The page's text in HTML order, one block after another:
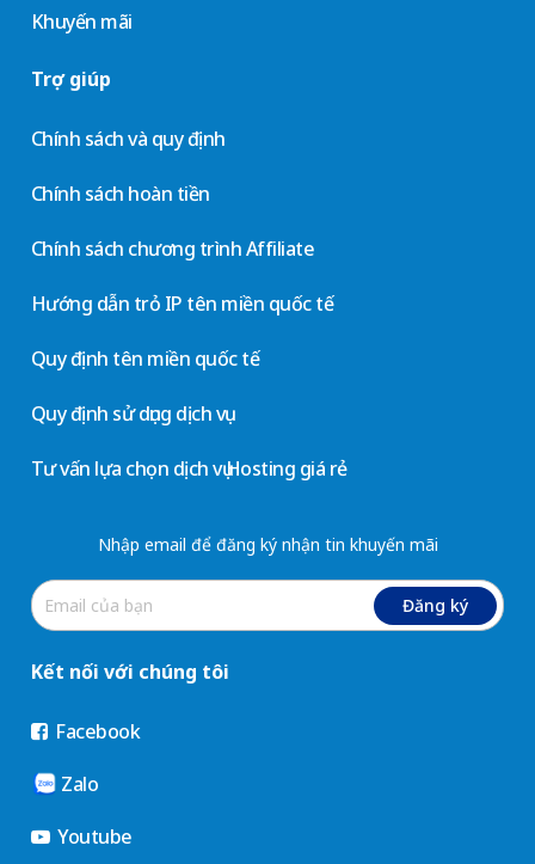
Khuyến mãi
Trợ giúp
Chính sách và quy định
Chính sách hoàn tiền
Chính sách chương trình Affiliate
Hướng dẫn trỏ IP tên miền quốc tế
Quy định tên miền quốc tế
Quy định sử dụng dịch vụ
Tư vấn lựa chọn dịch vụ Hosting giá rẻ
Nhập email để đăng ký nhận tin khuyến mãi
Đăng ký
Kết nối với chúng tôi
Facebook
Zalo
Youtube